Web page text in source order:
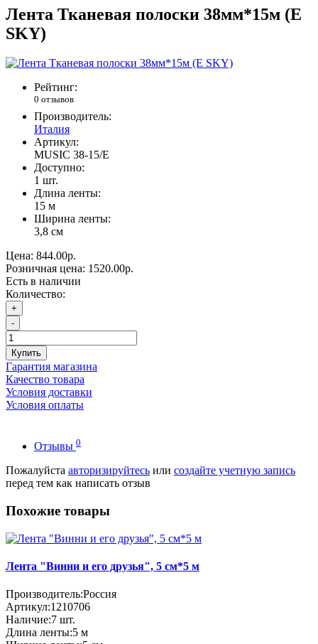
Лента Тканевая полоски 38мм*15м (E
SKY)
Рейтинг:
0 отзывов
Производитель:
Италия
Артикул:
MUSIC 38-15/E
Доступно:
1 шт.
Длина ленты:
15 м
Ширина ленты:
3,8 см
Цена: 844.00р.
Розничная цена: 1520.00р.
Есть в наличии
Количество:
+
-
Купить
Гарантия магазина
Качество товара
Условия доставки
Условия оплаты
Отзывы 0
Пожалуйста авторизируйтесь или создайте учетную запись
перед тем как написать отзыв
Похожие товары
Лента "Винни и его друзья", 5 см*5 м
Производитель:Россия
Артикул:1210706
Наличие:7 шт.
Длина ленты:5 м